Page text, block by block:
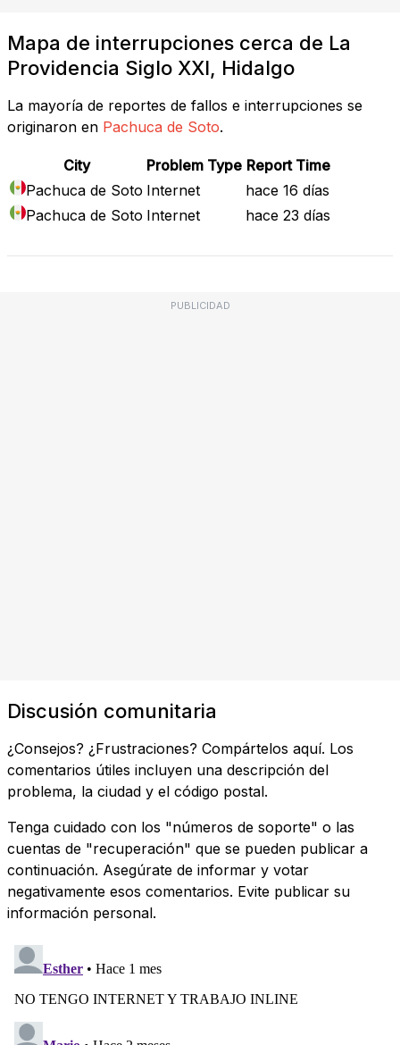
Mapa de interrupciones cerca de La
Providencia Siglo XXI, Hidalgo
La mayoría de reportes de fallos e interrupciones se
originaron en Pachuca de Soto.
City Problem Type Report Time
Pachuca de Soto Internet
hace 16 días
Pachuca de Soto Internet hace 23 días
PUBLICIDAD
Discusión comunitaria
¿Consejos? ¿Frustraciones? Compártelos aquí. Los
comentarios útiles incluyen una descripción del
problema, la ciudad y el código postal.
Tenga cuidado con los "números de soporte" o las
cuentas de "recuperación" que se pueden publicar a
continuación. Asegúrate de informar y votar
negativamente esos comentarios. Evite publicar su
información personal.